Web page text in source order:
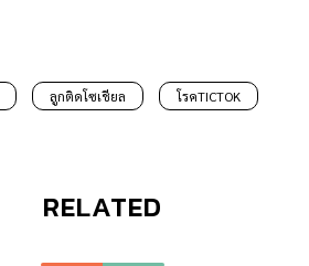
ลูกติดโซเชียล โรคTICTOK
RELATED